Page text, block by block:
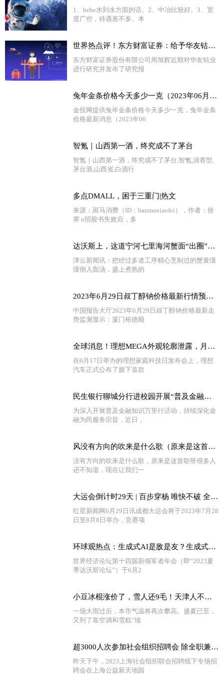
1、hehe水到水方面的话。2、中冶比较好。3、宽
度广些，待遇差不多。本
世界热点评！东方财富证券：给予华友钴业增持评级
东方财富证券股份有限公司周旭辉近期对华友钴业
进行研究并发布了研究报
兔年金条价格今天多少一克（2023年06月29日）-环球快资讯
金投网提供兔年金条价格今天多少一克，兔年金条
价格最新消息（2023年06
智氪｜山西第一酒，终究成不了茅台
智氪｜山西第一酒，终究成不了茅台,智氪,清香型,
茅台酒,山西省,白酒行
多点DMALL，困于三重门|热文
来源：斑马消费（ID：banmaxiaofei），作者：徐
霁 n招股书失效后，多
达沃斯上，这道宁河七里海河蟹面“出圈”了|每日热门
津云新闻讯：把经过多道工序精心烹制过的蟹黄缓
缓倒入面汤，盛上煮熟的
2023年6月29日叔丁醇钠价格最新行情预测_环球要闻
中国报告大厅2023年6月29日叔丁醇钠价格最新走
势监测显示：厦门裕德顺
全球消息！理想MEGA外观轮廓泄露，月销3万辆目标即将达成
在6月17日举办的理想家庭科技日发布会上，理想
汽车正式公布了旗下首款
民生银行聊城分行进校园开展“普及金融知识万里行”宣教活动
为深入开展普及金融知识万里行活动，持续深化金
融为民服务宗旨，近日，
风没有方向的吹来是什么歌（原来是这首歌呀）
没有方向的吹来是什么歌，原来是这首歌呀很多人
还不知道，现在让我们一
大运会倒计时29天 | 百步穿杨 唯快不破 全球快资讯
红星新闻网6月29日讯成都大运会将于2023年7月28
日至8月8日举办，竞赛项
环球观热点：生成式AI是敌是友？生成式AI的未来在哪？听他们的答案……
世界经济论坛第十四届新领军者年会（即“2023夏
季达沃斯论坛”）于6月2
小豆冰棍涨价了，雪人还9毛！天津人不惧“雪糕刺客”，在乎的是……_天天热门
一场大雨过后，本市气温将再次攀高。盛夏已至，
又到了靠空调和雪糕“续
超3000人次参加社会组织招聘会 除全职兼职外 还有35家单位提供针对在校大学生的实习见习岗位-播报
昨天下午，2023上海社会组织联合招聘线下专场招
聘会在上海公益新天地园